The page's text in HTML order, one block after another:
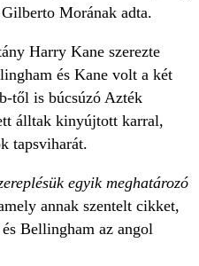
Morának adta.
Harry Kane szerezte
és Kane volt a két
től is búcsúzó Azték
álltak kinyújtott karral,
tapsviharát.
egyik meghatározó
annak szentelt cikket,
Bellingham az angol